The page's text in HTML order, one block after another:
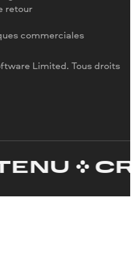
Limited. Tous droits
retour
commerciales
CRÉEZ